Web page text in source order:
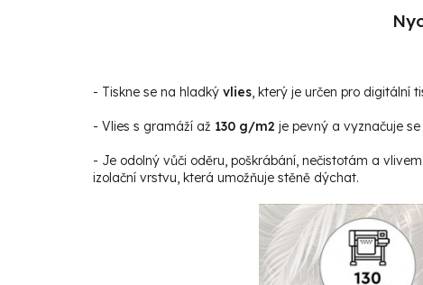
- Tiskne se na hladký vlies, který je určen pro digitální
- Vlies s gramáží až 130 g/m2 je pevný a vyznačuje
- Je odolný vůči oděru, poškrábání, nečistotám a
izolační vrstvu, která umožňuje stěně dýchat.